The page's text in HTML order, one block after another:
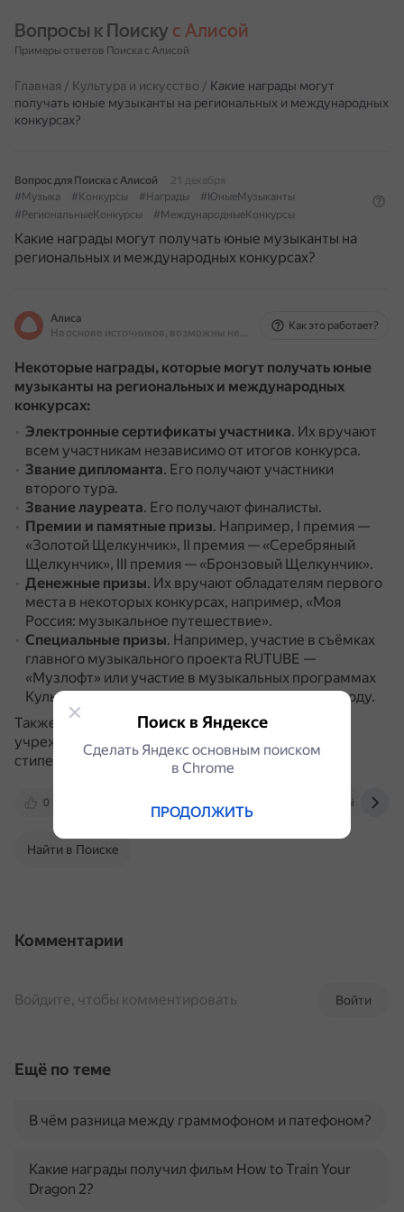
Вопросы к Поиску с Алисой
Примеры ответов Поиска с Алисой
Главная / Культура и искусство / Какие награды могут
получать юные музыканты на региональных и международных
конкурсах?
Вопрос для Поиска с Алисой
21 декабря
#Музыка
#Конкурсы #Награды
#ЮныеМузыканты
#РегиональныеКонкурсы
#МеждународныеКонкурсы
Какие награды могут получать юные музыканты на
региональных и международных конкурсах?
Алиса
На основе источников, возможны неточности
Как это работает?
Некоторые награды, которые могут получать юные
музыканты на региональных и международных
конкурсах:
Электронные сертификаты участника. Их вручают
всем участникам независимо от итогов конкурса.
Звание дипломанта. Его получают участники
второго тура.
Звание лауреата. Его получают финалисты.
Премии и памятные призы. Например, I премия —
«Золотой Щелкунчик», II премия — «Серебряный
Щелкунчик», III премия — «Бронзовый Щелкунчик».
Денежные призы. Их вручают обладателям первого
места в некоторых конкурсах, например, «Моя
Россия: музыкальное путешествие».
Специальные призы. Например, участие в съёмках
главного музыкального проекта RUTUBE —
«Музлофт» или участие в музыкальных программах
Культурного центра Елены Образцовой в 2025 году.
Также партнёры и спонсоры конкурсов могут
учреждать дополнительные премии, призы и
стипендии.
0 xn--80aeiaabinmlhqnp6andfi6h6bza.xn--p1ai
Найти в Поиске
Комментарии
Войти
Войдите, чтобы комментировать
Ещё по теме
В чём разница между граммофоном и патефоном?
Какие награды получил фильм How to Train Your
Dragon 2?
Поиск в Яндексе
Сделать Яндекс основным поиском
в Сhrome
ПРОДОЛЖИТЬ